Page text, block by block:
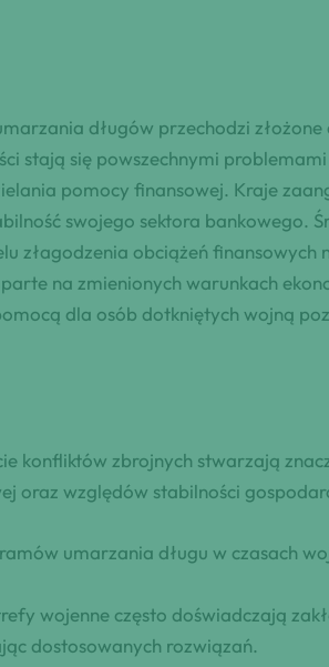
długów przechodzi
stają się powszechnymi
pomocy finansowej. Kraje
swojego sektora bankowego.
złagodzenia obciążeń
na zmienionych warunkach
dla osób dotkniętych wojną
konfliktów zbrojnych stwarzają
oraz względów stabilności
umarzania długu w czasach
wojenne często doświadczają
dostosowanych rozwiązań.